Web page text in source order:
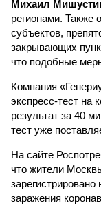
Михаил
регионами. Также
субъектов,
закрывающих
что подобные
Компания
экспресс-тест на
результат за 40
тест уже
На сайте
что жители
заражения